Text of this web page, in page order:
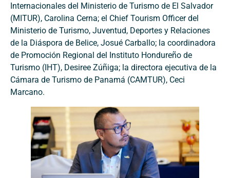
Internacionales del Ministerio de Turismo de El Salvador
(MITUR), Carolina Cerna; el Chief Tourism Officer del
Ministerio de Turismo, Juventud, Deportes y Relaciones
de la Diáspora de Belice, Josué Carballo; la coordinadora
de Promoción Regional del Instituto Hondureño de
Turismo (IHT), Desiree Zúñiga; la directora ejecutiva de la
Cámara de Turismo de Panamá (CAMTUR), Ceci
Marcano.